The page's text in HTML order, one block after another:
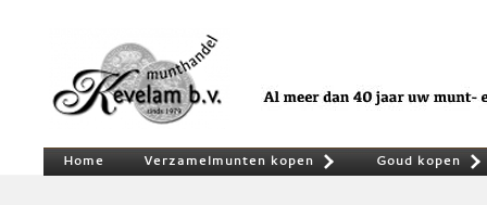
Home Verzamelmunten kopen Goud kopen